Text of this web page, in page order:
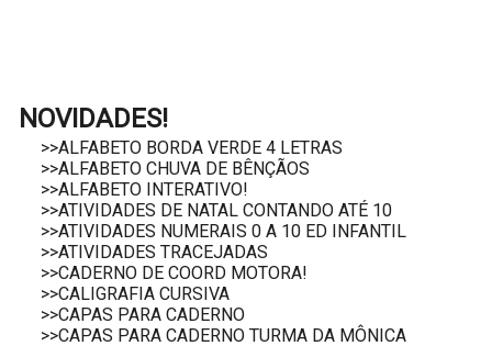
NOVIDADES!
>>ALFABETO BORDA VERDE 4 LETRAS
>>ALFABETO CHUVA DE BÊNÇÃOS
>>ALFABETO INTERATIVO!
>>ATIVIDADES DE NATAL CONTANDO ATÉ 10
>>ATIVIDADES NUMERAIS 0 A 10 ED INFANTIL
>>ATIVIDADES TRACEJADAS
>>CADERNO DE COORD MOTORA!
>>CALIGRAFIA CURSIVA
>>CAPAS PARA CADERNO
>>CAPAS PARA CADERNO TURMA DA MÔNICA